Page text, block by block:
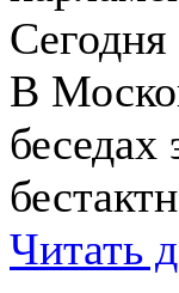
В
Читать